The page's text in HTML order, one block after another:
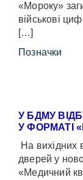
«Мороку»
військові
[…]
Позначки
У БДМУ
У ФОРМАТІ
На
дверей у
«Медичний